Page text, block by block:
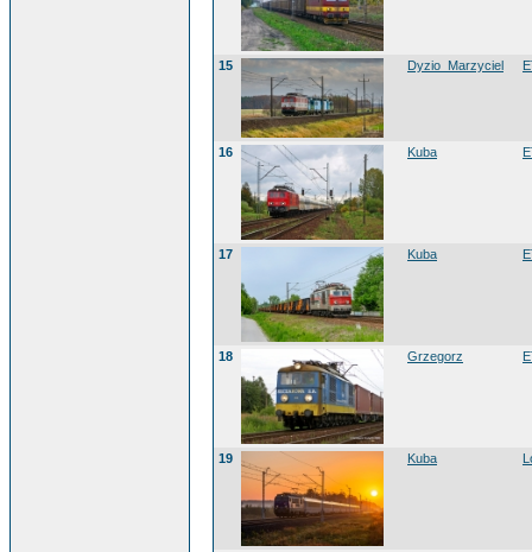
15 Dyzio_Marzyciel
16 Kuba
17 Kuba
18 Grzegorz
19 Kuba